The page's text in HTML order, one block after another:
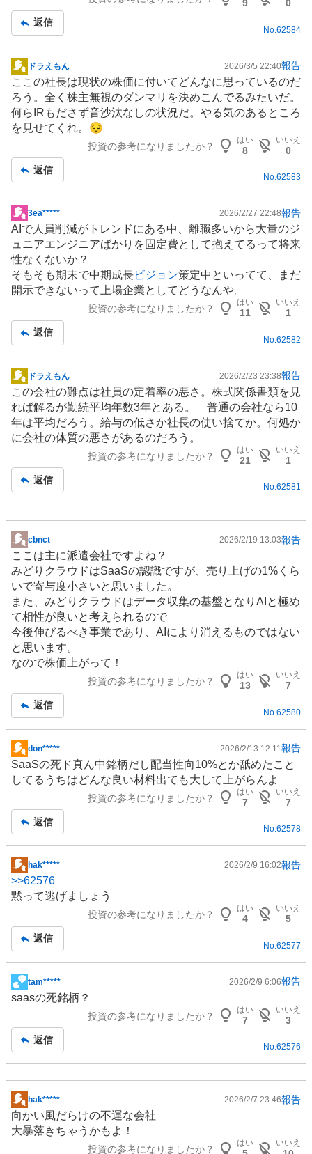
9
0
返信
No. 62584
掲
示
板
記
事
ドラえもん 2026/3/5 22:40報告
ここの社長は現状の株価に付いてどんなに思っているのだ
ろう。全く株主無視のダンマリを決めこんでるみたいだ。
何ら IR もださず音沙汰なしの状況だ。やる気のあるところ
を見せてくれ。😔
投資の参考になりましたか？
はい
8
いいえ
0
返信
No.62583
掲
示
板
記
事
3ea***** 2026/2/27 22:48報告
AIで人員削減がトレンドにある中、離職多いから大量のジ
ュニアエンジニアばかりを固定費として抱えてるって将来
性なくないか？
そもそも期末で中期成長ビジョン策定中といってて、まだ
開示できないって上場企業としてどうなんや。
投資の参考になりましたか？
はい
11
いいえ
1
返信
No. 62582
掲
示
板
記
事
ドラえもん 2026/2/23 23:38報告
この会社の難点は社員の定着率の悪さ。株式関係書類を見
れば解るが勤続平均年数3年とある。 普通の会社なら10
年は平均だろう。給与の低さか社長の使い捨てか。何処か
に会社の体質の悪さがあるのだろう。
投資の参考になりましたか？
はい
21
いいえ
1
返信
No.62581
掲
示
板
記
事
cbnct 2026/2/19 13:03報告
ここは主に派遣会社ですよね？
みどりクラウドはSaaSの認識ですが、売り上げの1%くら
いで寄与度小さいと思いました。
また、みどりクラウドはデータ収集の基盤となりAIと極め
て相性が良いと考えられるので
今後伸びるべき事業であり、AIにより消えるものではない
と思います。
なので株価上がって！
投資の参考になりましたか？
はい
13
いいえ
7
返信
No. 62580
掲
示
板
don***** 2026/2/13 12:11 報告
SaaSの死ド真ん中銘柄だし配当性向10%とか舐めたこと
してるうちはどんな良い材料出ても大して上がらんよ
投資の参考になりましたか？
はい
7
いいえ
7
返信
No.62578
掲
示
板
hak***** 2026/2/9 16:02報告
>>62576
黙って逃げましょう
投資の参考になりましたか？
はい
4
いいえ
5
返信
No. 62577
掲
示
事
tam***** 2026/2/9 6:06報告
saasの死銘柄？
投資の参考になりましたか？
はい
7
いいえ
3
返信
No.62576
掲
示
板
hak***** 2026/2/7 23:46報告
向かい風だらけの不運な会社
大暴落きちゃうかもよ！
投資の参考になりましたか？
はい いいえ